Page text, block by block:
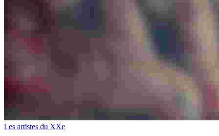
Les artistes du XXe